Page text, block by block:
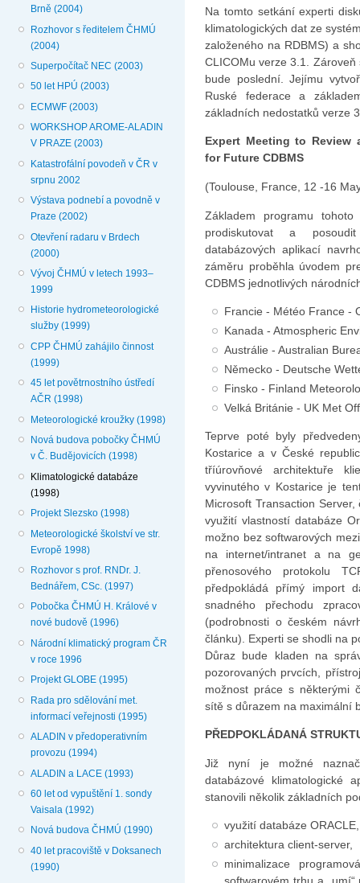
Brně (2004)
Rozhovor s ředitelem ČHMÚ
(2004)
Superpočítač NEC (2003)
50 let HPÚ (2003)
ECMWF (2003)
WORKSHOP AROME-ALADIN
V PRAZE (2003)
Katastrofální povodeň v ČR v
srpnu 2002
Výstava podnebí a povodně v
Praze (2002)
Otevření radaru v Brdech
(2000)
Vývoj ČHMÚ v letech 1993–
1999
Historie hydrometeorologické
služby (1999)
CPP ČHMÚ zahájilo činnost
(1999)
45 let povětrnostního ústředí
AČR (1998)
Meteorologické kroužky (1998)
Nová budova pobočky ČHMÚ
v Č. Budějovicích (1998)
Klimatologické databáze
(1998)
Projekt Slezsko (1998)
Meteorologické školství ve str.
Evropě 1998)
Rozhovor s prof. RNDr. J.
Bednářem, CSc. (1997)
Pobočka ČHMÚ H. Králové v
nové budově (1996)
Národní klimatický program ČR
v roce 1996
Projekt GLOBE (1995)
Rada pro sdělování met.
informací veřejnosti (1995)
ALADIN v předoperativním
provozu (1994)
ALADIN a LACE (1993)
60 let od vypuštění 1. sondy
Vaisala (1992)
Nová budova ČHMÚ (1990)
40 let pracoviště v Doksanech
(1990)
Na tomto setkání experti
klimatologických dat ze
založeného na RDBMS) a
CLICOMu verze 3.1.
bude poslední. Jejímu
Ruské federace a
základních nedostatků verze
Expert Meeting to Review
for Future CDBMS
(Toulouse, France, 12 -16
Základem programu
prodiskutovat a
databázových aplikací
záměru proběhla úvodem
CDBMS jednotlivých
Francie - Météo France -
Kanada - Atmospheric
Austrálie - Australian
Německo - Deutsche
Finsko - Finland
Velká Británie - UK Met
Teprve poté byly
Kostarice a v České
tříúrovňové architektuře
vyvinutého v Kostarice je
Microsoft Transaction
využití vlastností databáze
možno bez softwarových
na internet/intranet a na
přenosového protokolu
předpokládá přímý import
snadného přechodu
(podrobnosti o českém
článku). Experti se shodli na
Důraz bude kladen na
pozorovaných prvcích,
možnost práce s některými
sítě s důrazem na maximální
PŘEDPOKLÁDANÁ
Již nyní je možné
databázové klimatologické
stanovili několik základních
využití databáze ORACLE,
architektura client-server,
minimalizace